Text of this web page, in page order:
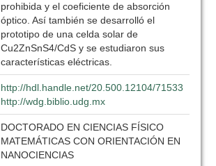
prohibida y el coeficiente de absorción
óptico. Así también se desarrolló el
prototipo de una celda solar de
Cu2ZnSnS4/CdS y se estudiaron sus
características eléctricas.
http://hdl.handle.net/20.500.12104/71533
http://wdg.biblio.udg.mx
DOCTORADO EN CIENCIAS FÍSICO
MATEMÁTICAS CON ORIENTACIÓN EN
NANOCIENCIAS